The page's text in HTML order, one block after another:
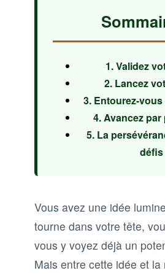
1. Validez
2. Lancez
3. Entourez-
4. Avancez
5. La
défis
Vous avez une idée
tourne dans votre tête,
vous y voyez déjà un
Mais entre cette idée et la